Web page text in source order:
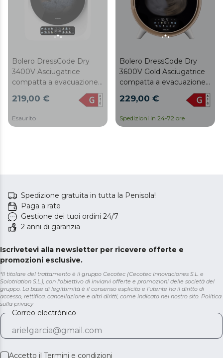
Bolero DressCode Dry
3400V Asciugatrice
compatta a evacuazione
bianca, display FullColor, 8
automatica intelligente,
flessibile.
219,00 €
Esaurito
Bolero DressCode Dry
3600V Gold Asciugatrice
compatta a evacuazione
bianca con capacità di 3
kg, dettagli cromati oro,
programmi, asciugatura
Refresh.
229,00 €
Spedizioni in 24-72 ore
Spedizione gratuita in tutta la Penisola!
Paga a rate
Gestione dei tuoi ordini 24/7
2 anni di garanzia
Iscrivetevi alla newsletter per ricevere offerte e
promozioni esclusive.
*Il titolare del trattamento è il gruppo Cecotec (Cecotec Innovaciones S.L. e
Solotriatlon S.L.), con l'obiettivo di inviarvi offerte e promozioni delle società del
gruppo. La base di legittimità è il consenso esplicito e l'utente ha il diritto di
accesso, rettifica, cancellazione e altri diritti, come indicato nel nostro sito. Politica
sulla privacy
Correo electrónico
Accetto il Termini e condizioni